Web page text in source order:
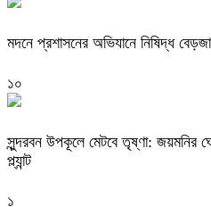
মদনে প্রশাসনের অভিযানে নিষিদ্ধ
১০
সুন্দরবন উপকূলে মেটবে তৃষ্ণা: জয়মনির
প্ল্যান্ট
১